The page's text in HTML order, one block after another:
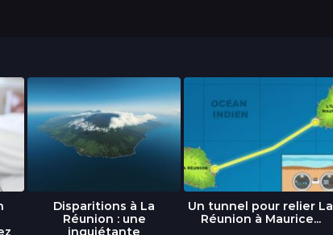
Disparitions à La
Réunion : une
inquiétante
Un tunnel pour relier La
Réunion à Maurice...